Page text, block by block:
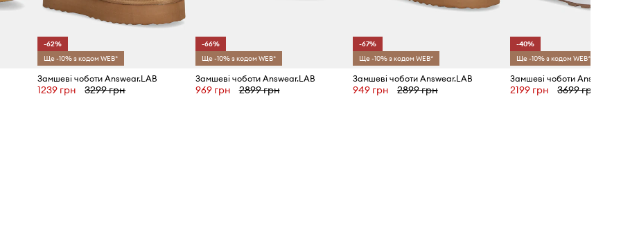
-62%
Ще -10% з кодом WEB*
Замшеві чоботи Answear.LAB
1239 грн 3299 грн
-66%
Ще -10% з кодом WEB*
Замшеві чоботи Answear.LAB
969 грн 2899 грн
-67%
Ще -10% з кодом WEB*
Замшеві чоботи Answear.LAB
949 грн 2899 грн
-40%
Ще -10% з кодом WEB*
Замшеві чоботи
2199 грн 3699 грн